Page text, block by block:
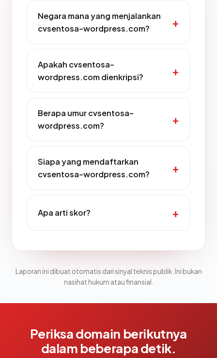
Negara mana yang menjalankan
cvsentosa-wordpress.com?
Apakah cvsentosa-
wordpress.com dienkripsi?
Berapa umur cvsentosa-
wordpress.com?
Siapa yang mendaftarkan
cvsentosa-wordpress.com?
Apa arti skor?
Laporan ini dibuat otomatis dari sinyal teknis publik. Ini bukan
nasihat hukum atau finansial.
Periksa domain berikutnya
dalam beberapa detik.